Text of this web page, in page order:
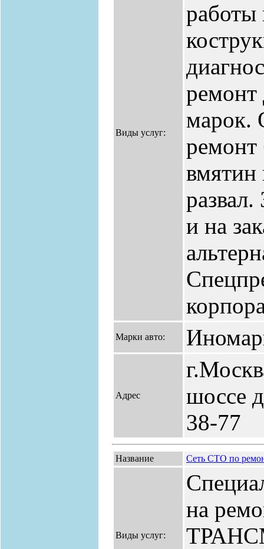
Виды услуг:
работы
ремонт
марок.
ремонт
вмятин
и на
Марки авто:
Адрес
шоссе
38-77
Название Сеть СТО по
Виды услуг:
на